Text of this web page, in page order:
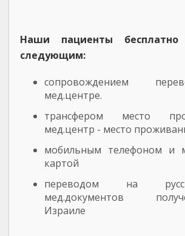
Наши пациенты бесплатно
следующим:
сопровождением
мед.центре.
трансфером место
мед.центр - место
мобильным телефоном и
картой
переводом на
мед.документов
Израиле